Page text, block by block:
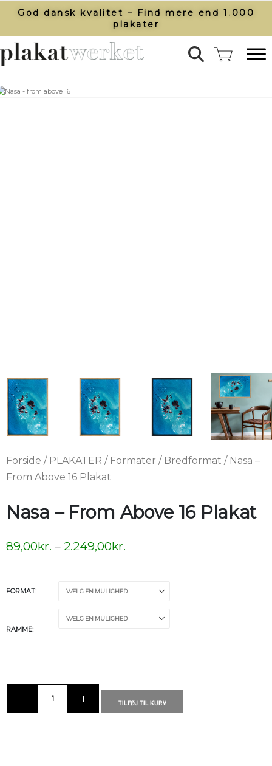
God dansk kvalitet – Find mere end 1.000
plakater​
Forside / PLAKATER / Formater / Bredformat / Nasa –
From Above 16 Plakat
Nasa – From Above 16 Plakat
89,00kr. – 2.249,00kr.
FORMAT
RAMME
TILFØJ TIL KURV